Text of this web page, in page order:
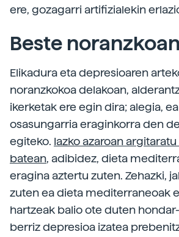
ere, gozagarri artifizialekin
Beste noranzkoan
Elikadura eta depresioaren
noranzkokoa delakoan,
ikerketak ere egin dira; alegia,
osasungarria eraginkorra den
egiteko. Iazko azaroan
batean, adibidez, dieta
eragina aztertu zuten. Zehazki,
zuten ea dieta mediterraneoak
hartzeak balio ote duten
berriz depresioa izatea